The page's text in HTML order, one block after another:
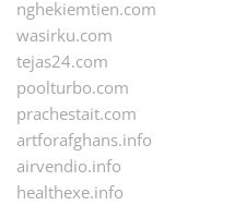
nghekiemtien.com
wasirku.com
tejas24.com
poolturbo.com
prachestait.com
artforafghans.info
airvendio.info
healthexe.info